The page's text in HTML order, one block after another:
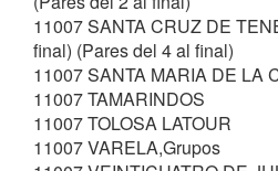
11007 SANTA CRUZ DE
final) (Pares del 4 al final)
11007 SANTA MARIA DE LA
11007 TAMARINDOS
11007 TOLOSA LATOUR
11007 VARELA,Grupos